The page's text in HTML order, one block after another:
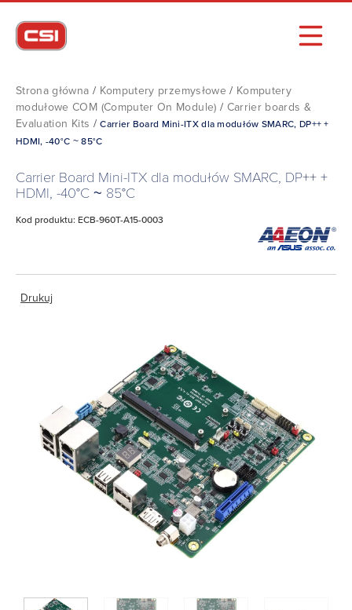
Strona główna / Komputery przemysłowe / Komputery
modułowe COM (Computer On Module) / Carrier boards &
Evaluation Kits /Carrier Board Mini-ITX dla modułów SMARC, DP++ +
HDMI, -40°C ~ 85°C
Carrier Board Mini-ITX dla modułów SMARC, DP++ +
HDMI, -40°C ~ 85°C
Kod produktu: ECB-960T-A15-0003
Drukuj